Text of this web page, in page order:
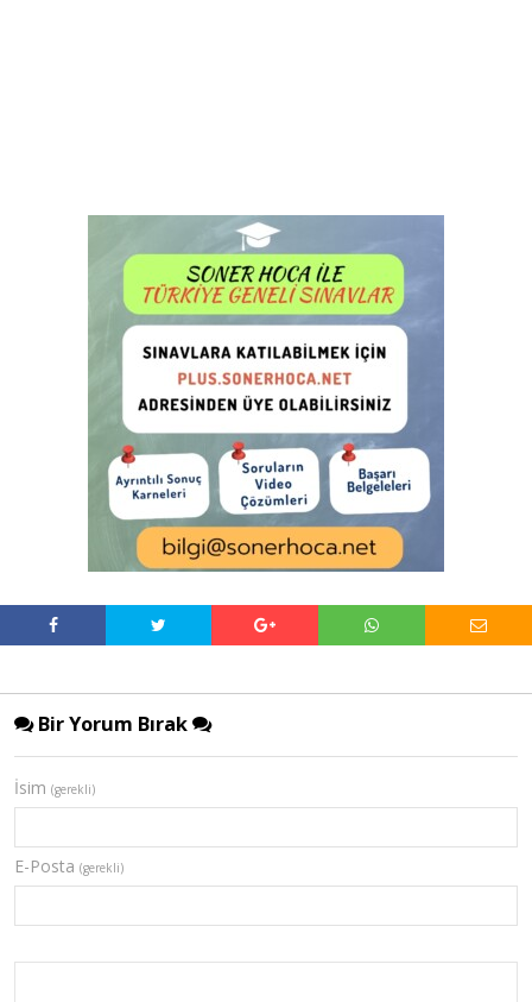
Bir Yorum Bırak
İsim (gerekli)
E-Posta (gerekli)